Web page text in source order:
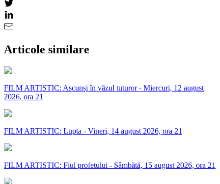
Articole similare
FILM ARTISTIC: Ascunși în văzul tuturor - Miercuri, 12 august
2026, ora 21
FILM ARTISTIC: Lupta - Vineri, 14 august 2026, ora 21
FILM ARTISTIC: Fiul profetului - Sâmbătă, 15 august 2026, ora 21